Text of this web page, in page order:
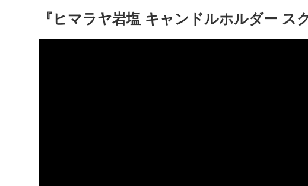
『ヒマラヤ岩塩 キャンドルホルダー ス